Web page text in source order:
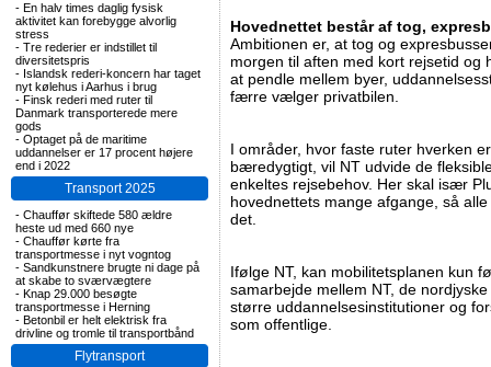
- En halv times daglig fysisk
aktivitet kan forebygge alvorlig
stress
- Tre rederier er indstillet til
diversitetspris
- Islandsk rederi-koncern har taget
nyt kølehus i Aarhus i brug
- Finsk rederi med ruter til
Danmark transporterede mere
gods
- Optaget på de maritime
uddannelser er 17 procent højere
end i 2022
Transport 2025
- Chauffør skiftede 580 ældre
heste ud med 660 nye
- Chauffør kørte fra
transportmesse i nyt vogntog
- Sandkunstnere brugte ni dage på
at skabe to sværvægtere
- Knap 29.000 besøgte
transportmesse i Herning
- Betonbil er helt elektrisk fra
drivline og tromle til transportbånd
Flytransport
Hovednettet består af tog,
Ambitionen er, at tog og
morgen til aften med kort rejsetid
at pendle mellem byer,
færre vælger privatbilen.
I områder, hvor faste ruter hverken
bæredygtigt, vil NT udvide de
enkeltes rejsebehov. Her skal især
hovednettets mange afgange, så
det.
Ifølge NT, kan mobilitetsplanen kun
samarbejde mellem NT, de
større uddannelsesinstitutioner og
som offentlige.